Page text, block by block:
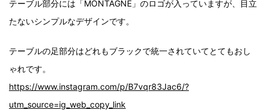
テーブル部分には「MONTAGNE」のロゴが入っていますが、目立
たないシンプルなデザインです。
テーブルの足部分はどれもブラックで統一されていてとてもおし
ゃれです。
https://www.instagram.com/p/B7vqr83Jac6/?
utm_source=ig_web_copy_link